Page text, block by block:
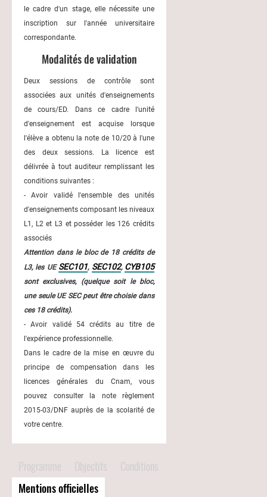
le cadre d'un stage, elle nécessite une
inscription sur l'année universitaire
correspondante.
Modalités de validation
Deux sessions de contrôle sont
associées aux unités d'enseignements
de cours/ED. Dans ce cadre l'unité
d'enseignement est acquise lorsque
l'élève a obtenu la note de 10/20 à l'une
des deux sessions. La licence est
délivrée à tout auditeur remplissant les
conditions suivantes :
- Avoir validé l'ensemble des unités
d'enseignements composant les niveaux
L1, L2 et L3 et posséder les 126 crédits
associés
Attention dans le bloc de 18 crédits de
L3, les UE SEC101, SEC102, CYB105
sont exclusives, (quelque soit le bloc,
une seule UE SEC peut être choisie dans
ces 18 crédits).
- Avoir validé 54 crédits au titre de
l'expérience professionnelle.
Dans le cadre de la mise en œuvre du
principe de compensation dans les
licences générales du Cnam, vous
pouvez consulter la note règlement
2015-03/DNF auprès de la scolarité de
votre centre.
Programme Objectifs
Conditions
Mentions officielles